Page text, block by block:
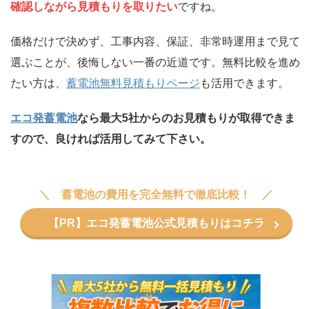
確認しながら見積もりを取りたいですね。
価格だけで決めず、工事内容、保証、非常時運用まで見て
選ぶことが、後悔しない一番の近道です。無料比較を進め
たい方は、 蓄電池無料見積もりページ も活用できます。
エコ発蓄電池なら最大5社からのお見積もりが取得できま
すので、良ければ活用してみて下さい。
蓄電池の費用を完全無料で徹底比較！
【PR】エコ発蓄電池公式見積もりはコチラ